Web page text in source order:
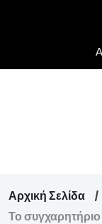
Αρχική Σελίδα
Το